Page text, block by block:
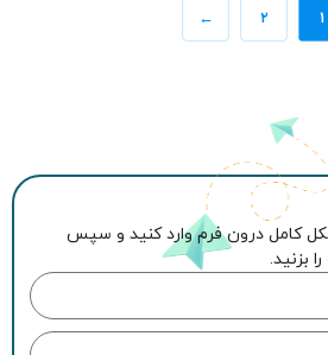
۱ ۲ ←
کامل درون فرم وارد کنید و سپس
بزنید.